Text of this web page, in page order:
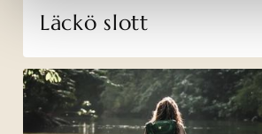
Läckö slott